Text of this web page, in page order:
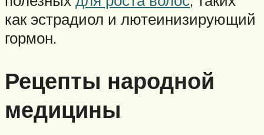
как эстрадиол и лютеинизирующий
гормон.
Рецепты народной
медицины